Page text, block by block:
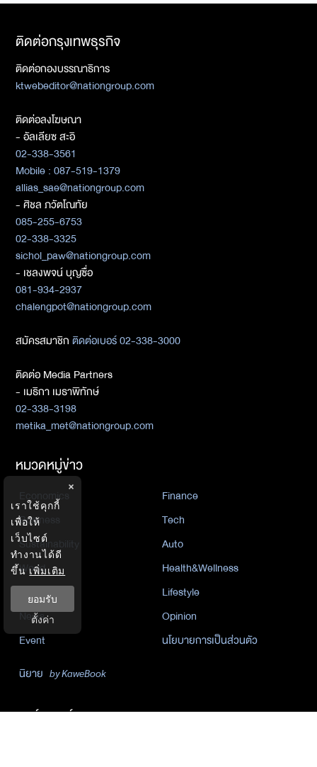
ติดต่อกรุงเทพธุรกิจ
ติดต่อกองบรรณาธิการ
ktwebeditor@nationgroup.com
ติดต่อลงโฆษณา
- อัลเลียซ สะอิ
02-338-3561
Mobile : 087-519-1379
allias_sae@nationgroup.com
- ศิชล ภวัตโณทัย
085-255-6753
02-338-3325
sichol_paw@nationgroup.com
- เชลงพจน์ บุญซื่อ
081-934-2937
chalengpot@nationgroup.com
สมัครสมาชิกติดต่อเบอร์ 02-338-3000
ติดต่อ Media Partners
- เมธิกา เมธาพิทักษ์
02-338-3198
metika_met@nationgroup.com
หมวดหมู่ข่าว
Economics
Finance
Business
Tech
Sustainability
Auto
World
Health&Wellness
Politics
Lifestyle
News
Opinion
Event
นโยบายการเป็นส่วนตัว
นิยาย by KaweBook
พาร์ทเนอร์
×
เราใช้คุกกี้
เพื่อให้
เว็บไซต์
ทำงานได้ดี
ขึ้น เพิ่มเติม
ยอมรับ
ตั้งค่า